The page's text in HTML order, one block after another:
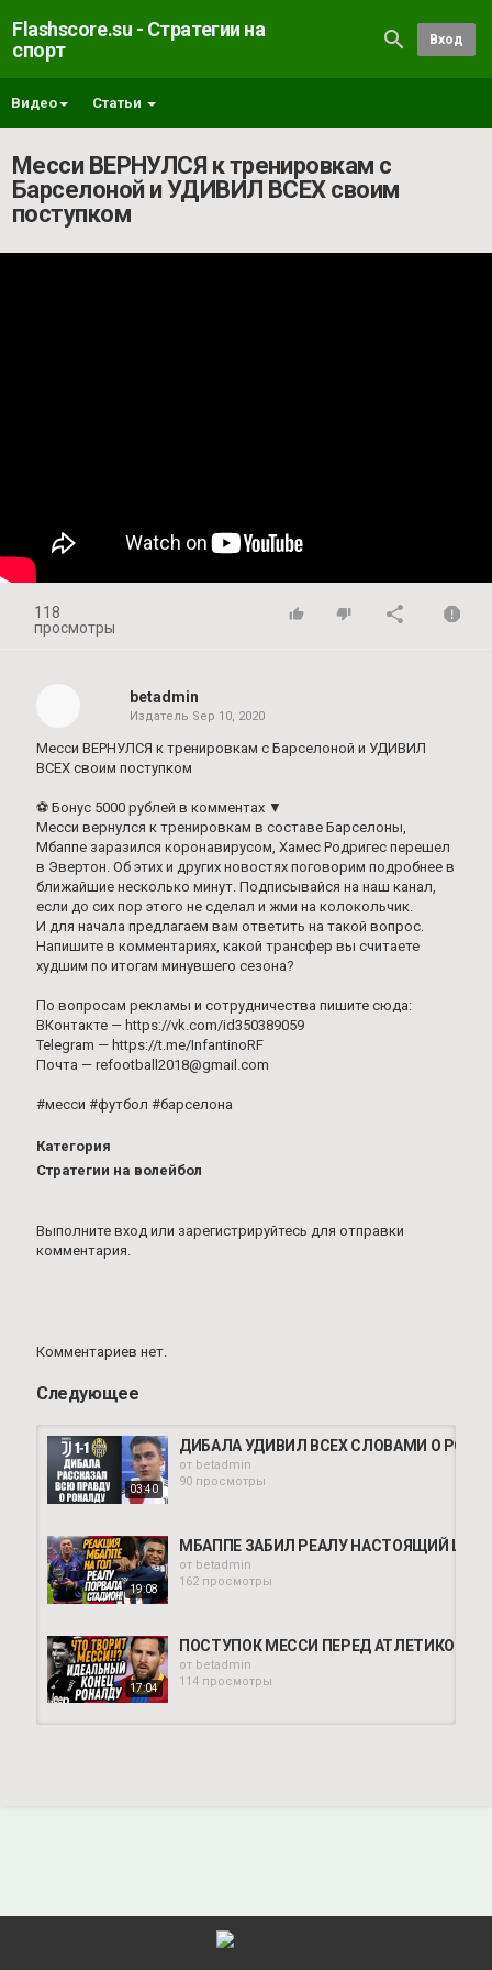
Flashscore.su - Стратегии на
спорт
Вход
Видео Статьи
Месси ВЕРНУЛСЯ к тренировкам с
Барселоной и УДИВИЛ ВСЕХ своим
поступком
118
просмотры
betadmin
Издатель Sep 10, 2020
Месси ВЕРНУЛСЯ к тренировкам с Барселоной и УДИВИЛ
ВСЕХ своим поступком
⚽️ Бонус 5000 рублей в комментах ▼
Месси вернулся к тренировкам в составе Барселоны,
Мбаппе заразился коронавирусом, Хамес Родригес перешел
в Эвертон. Об этих и других новостях поговорим подробнее в
ближайшие несколько минут. Подписывайся на наш канал,
если до сих пор этого не сделал и жми на колокольчик.
И для начала предлагаем вам ответить на такой вопрос.
Напишите в комментариях, какой трансфер вы считаете
худшим по итогам минувшего сезона?
По вопросам рекламы и сотрудничества пишите сюда:
ВКонтакте — https://vk.com/id350389059
Telegram — https://t.me/InfantinoRF
Почта — refootball2018@gmail.com
#месси #футбол #барселона
Категория
Стратегии на волейбол
Выполните вход или зарегистрируйтесь для отправки
комментария.
Комментариев нет.
Следующее
03:40
ДИБАЛА УДИВИЛ ВСЕХ СЛОВАМИ О
от betadmin
90 просмотры
19:08
МБАППЕ ЗАБИЛ РЕАЛУ НАСТОЯЩИЙ
от betadmin
162 просмотры
17:04
ПОСТУПОК МЕССИ ПЕРЕД АТЛЕТИКО
от betadmin
114 просмотры
НОВЫЙ ТРЕНЕР ПСЖ УДИВИЛ ВСЕХ!